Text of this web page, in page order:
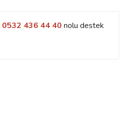
0532 436 44 40 nolu destek